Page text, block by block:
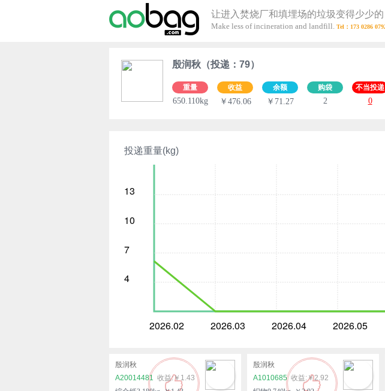
让进入焚烧厂和填埋场的垃圾变得少少的
Make less of incineration and landfill.
殷润秋（投递：79）
重量
650.110kg
收益
￥476.06
余额
￥71.27
购袋
2
不当投递
0
投递重量(kg)
13
10
7
4
2026.02 2026.03 2026.04 2026.05
殷润秋
A20014481
￥1.43
殷润秋
A1010685
￥2.92